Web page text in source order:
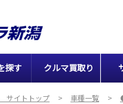
探す クルマ買取り
サイトトップ 車種一覧